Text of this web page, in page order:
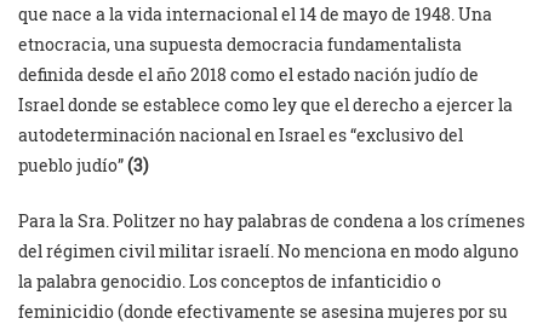
que nace a la vida internacional el 14 de mayo de 1948. Una
etnocracia, una supuesta democracia fundamentalista
definida desde el año 2018 como el estado nación judío de
Israel donde se establece como ley que el derecho a ejercer la
autodeterminación nacional en Israel es “exclusivo del
pueblo judío”(3)
Para la Sra. Politzer no hay palabras de condena a los crímenes
del régimen civil militar israelí. No menciona en modo alguno
la palabra genocidio. Los conceptos de infanticidio o
feminicidio (donde efectivamente se asesina mujeres por su